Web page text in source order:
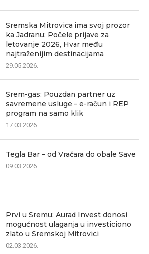
Sremska Mitrovica ima svoj prozor
ka Jadranu: Počele prijave za
letovanje 2026, Hvar među
najtraženijim destinacijama
29.05.2026.
Srem-gas: Pouzdan partner uz
savremene usluge – e-račun i REP
program na samo klik
17.03.2026.
Tegla Bar – od Vračara do obale Save
09.03.2026.
Prvi u Sremu: Aurad Invest donosi
mogućnost ulaganja u investiciono
zlato u Sremskoj Mitrovici
02.03.2026.